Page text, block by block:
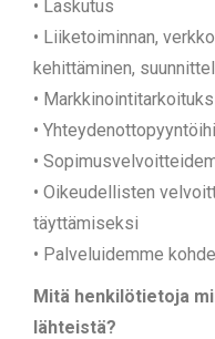
• Laskutus
• Liiketoiminnan,
kehittäminen,
•
•
•
• Oikeudellisten
täyttämiseksi
• Palveluidemme
Mitä henkilötietoja
lähteistä?